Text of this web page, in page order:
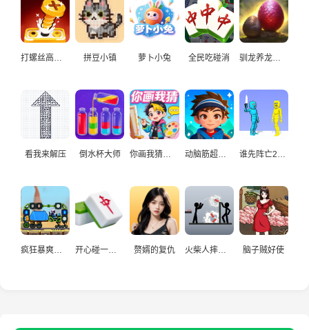
打螺丝高手益智游戏 拼豆小镇 萝卜小兔 全民吃碰消 驯龙养龙孵化高手
看我来解压 倒水杯大师
赘婿的复仇 火柴人摔炮仗 脑子贼好使